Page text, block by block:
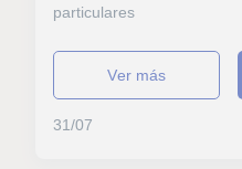
particulares
ver más
31/07